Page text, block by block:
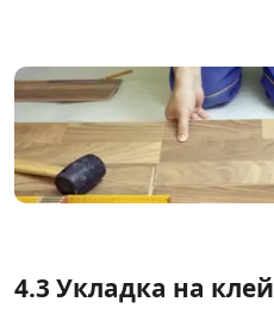
4.3 Укладка на клей